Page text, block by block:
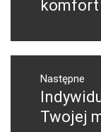
komfort
Następne
Następny
post:
Twojej